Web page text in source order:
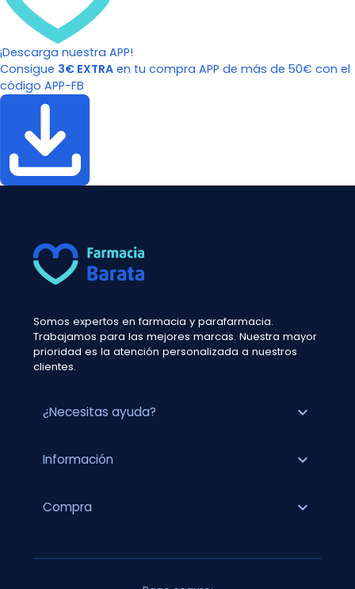
¡Descarga nuestra APP!
Consigue 3€ EXTRA en tu compra APP de más de 50€ con el
código APP-FB
Somos expertos en farmacia y parafarmacia.
Trabajamos para las mejores marcas. Nuestra mayor
prioridad es la atención personalizada a nuestros
clientes.
¿Necesitas ayuda? expand_more
Información expand_more
Compra expand_more